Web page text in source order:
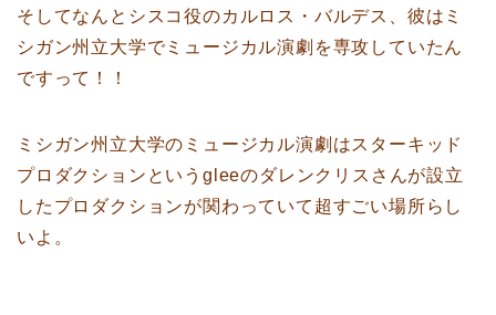
そしてなんとシスコ役のカルロス・バルデス、彼はミ
シガン州立大学でミュージカル演劇を専攻していたん
ですって！！
ミシガン州立大学のミュージカル演劇はスターキッド
プロダクションというgleeのダレンクリスさんが設立
したプロダクションが関わっていて超すごい場所らし
いよ。